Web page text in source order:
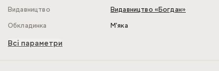
Видавництво
Видавництво «Богдан»
Обкладинка
М'яка
Всі параметри